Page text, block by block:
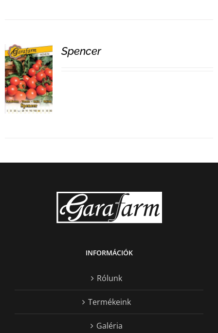
RÉSZLETEK
Spencer
INFORMÁCIÓK
Rólunk
Termékeink
Galéria